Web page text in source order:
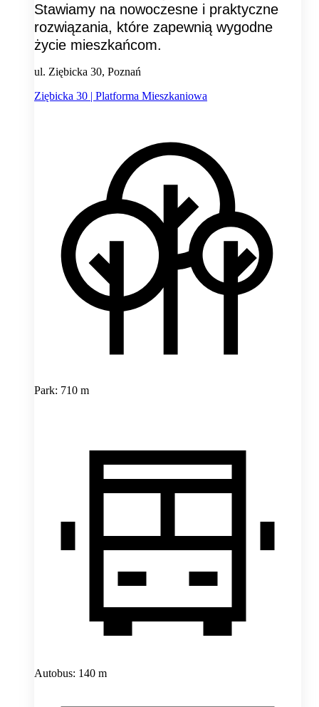
Stawiamy na nowoczesne i praktyczne
rozwiązania, które zapewnią wygodne
życie mieszkańcom.
ul. Ziębicka 30, Poznań
Ziębicka 30 | Platforma Mieszkaniowa
Park: 710 m
Autobus: 140 m